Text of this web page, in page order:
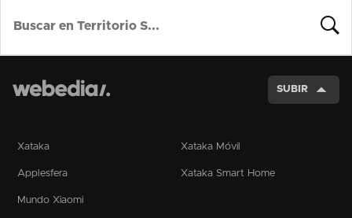
SUBIR
Xataka Xataka Móvil
Applesfera Xataka Smart Home
Mundo Xiaomi